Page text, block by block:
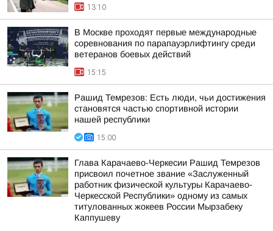
13:10
В Москве проходят первые международные
соревнования по парапауэрлифтингу среди
ветеранов боевых действий
15:15
Рашид Темрезов: Есть люди, чьи достижения
становятся частью спортивной истории
нашей республики
15:00
Глава Карачаево-Черкесии Рашид Темрезов
присвоил почетное звание «Заслуженный
работник физической культуры Карачаево-
Черкесской Республики» одному из самых
титулованных жокеев России Мырзабеку
Каппушеву